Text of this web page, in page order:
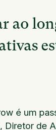
ao
é um
de